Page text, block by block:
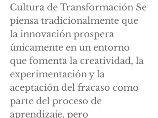
Cultura de Transformación Se
piensa tradicionalmente que
la innovación prospera
únicamente en un entorno
que fomenta la creatividad, la
experimentación y la
aceptación del fracaso como
parte del proceso de
aprendizaje, pero